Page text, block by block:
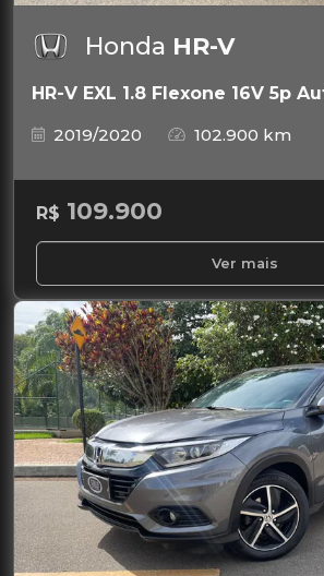
Honda HR-V
HR-V EXL 1.8 Flexone 16V 5p
2019/2020
102.900 km
R$ 109.900
Ver mais